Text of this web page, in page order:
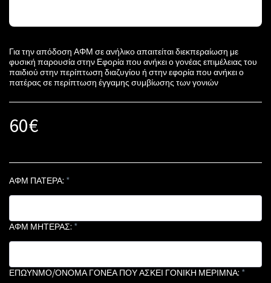
Για την απόδοση ΑΦΜ σε ανήλικο απαιτείται διεκπεραίωση με
φυσική παρουσία στην Εφορία που ανήκει ο γονέας επιμέλειας του
παιδιού στην περίπτωση διαζυγίου ή στην εφορία που ανήκει ο
πατέρας σε περίπτωση έγγαμης συμβίωσης των γονιών
60€
ΑΦΜ ΠΑΤΕΡΑ: *
ΑΦΜ ΜΗΤΕΡΑΣ: *
ΕΠΩΥΝΜΟ/ΟΝΟΜΑ ΓΟΝΕΑ ΠΟΥ ΑΣΚΕΙ ΓΟΝΙΚΗ ΜΕΡΙΜΝΑ: *